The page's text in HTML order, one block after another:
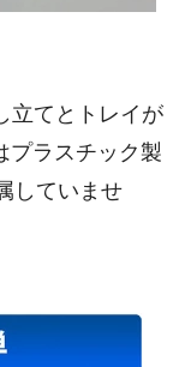
立てとトレイが
プラスチック製
していませ